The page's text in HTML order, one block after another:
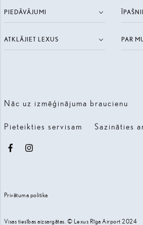
PIEDĀVĀJUMI
ATKLĀJIET LEXUS PAR
Nāc uz izmēģinājuma braucienu
Pieteikties servisam Sazināties
Facebook
Visas tiesības aizsargātas. © Lexus Rīga Airport 2024
Privātuma politika